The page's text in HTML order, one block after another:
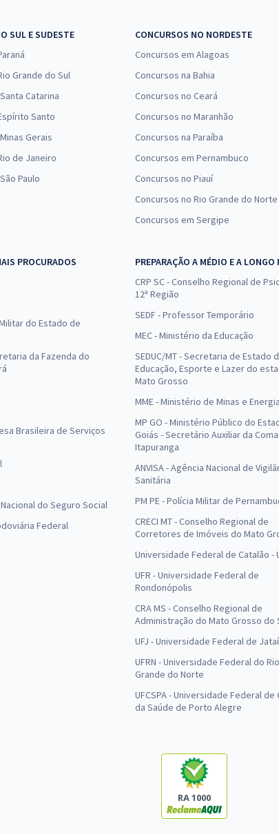
SUL E SUDESTE
Grande do Sul
Catarina
Santo
Gerais
de Janeiro
Paulo
CONCURSOS NO NORDESTE
Concursos em Alagoas
Concursos na Bahia
Concursos no Ceará
Concursos no Maranhão
Concursos na Paraíba
Concursos em Pernambuco
Concursos no Piauí
Concursos no Rio Grande do Norte
Concursos em Sergipe
PROCURADOS
do Estado de
da Fazenda do
Brasileira de Serviços
do Seguro Social
Federal
PREPARAÇÃO A MÉDIO E A LONGO
CRP SC - Conselho Regional de
12ª Região
SEDF - Professor Temporário
MEC - Ministério da Educação
SEDUC/MT - Secretaria de Estado
Educação, Esporte e Lazer do
Mato Grosso
MME - Ministério de Minas e
MP GO - Ministério Público do
Goiás - Secretário Auxiliar da
Itapuranga
ANVISA - Agência Nacional de
Sanitária
PM PE - Polícia Militar de
CRECI MT - Conselho Regional de
Corretores de Imóveis do Mato
Universidade Federal de Catalão -
UFR - Universidade Federal de
Rondonópolis
CRA MS - Conselho Regional de
Administração do Mato Grosso do
UFJ - Universidade Federal de Jataí
UFRN - Universidade Federal do Rio
Grande do Norte
UFCSPA - Universidade Federal de
da Saúde de Porto Alegre
RA 1000